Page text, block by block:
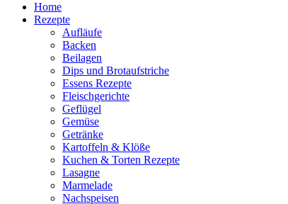
Home
Rezepte
Aufläufe
Backen
Beilagen
Dips und Brotaufstriche
Essens Rezepte
Fleischgerichte
Geflügel
Gemüse
Getränke
Kartoffeln & Klöße
Kuchen & Torten Rezepte
Lasagne
Marmelade
Nachspeisen